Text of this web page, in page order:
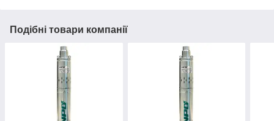
Подібні товари компанії